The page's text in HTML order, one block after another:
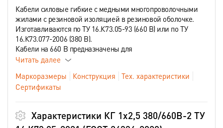
Кабели силовые гибкие с медными многопроволочными
жилами с резиновой изоляцией в резиновой оболочке.
Изготавливаются по ТУ 16.К73.05-93 (660 В) или по ТУ
16.К73.077-2006 (380 В).
Кабели на 660 В предназначены для
Читать далее
Маркоразмеры
Конструкция
Тех. характеристики
Сертификаты
Характеристики КГ 1х2,5 380/660В-2 ТУ